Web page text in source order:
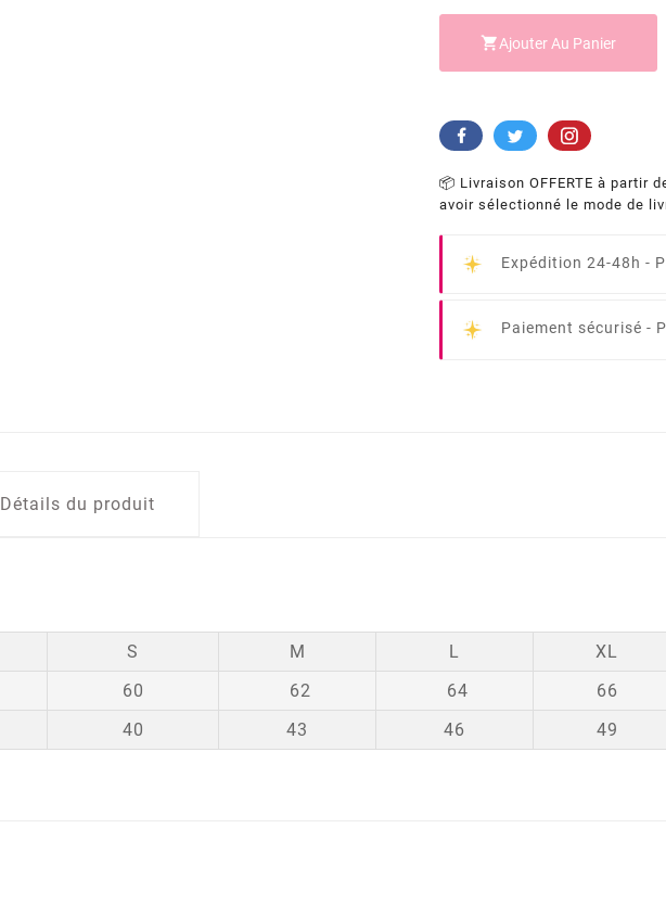
Ajouter Au Panier
📦 Livraison OFFERTE à partir
avoir sélectionné le mode de
Expédition 24-48h -
Paiement sécurisé -
Détails du produit
S M L
XL
60 62 64
66
40 43 46 49